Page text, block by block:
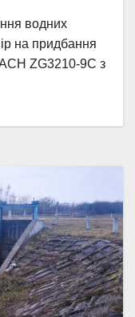
водних
на придбання
ZG3210-9C з